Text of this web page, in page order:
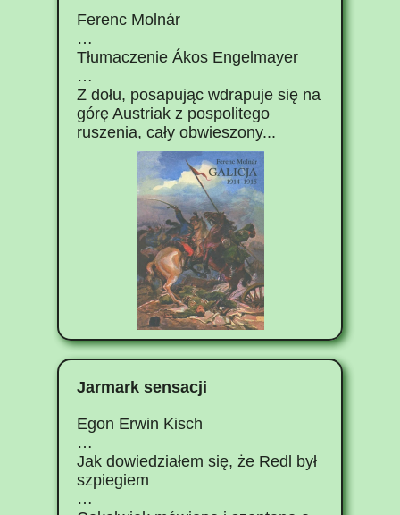
Ferenc Molnár
…
Tłumaczenie Ákos Engelmayer
…
Z dołu, posapując wdrapuje się na
górę Austriak z pospolitego
ruszenia, cały obwieszony...
Jarmark sensacji
Egon Erwin Kisch
…
Jak dowiedziałem się, że Redl był
szpiegiem
…